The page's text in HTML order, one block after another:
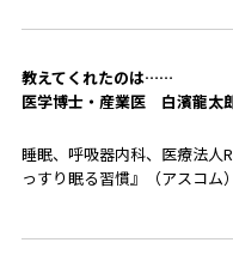
教えてくれたのは……
医学博士・産業医 白濱龍太
睡眠、呼吸器内科、医療法人
っすり眠る習慣』（アスコム